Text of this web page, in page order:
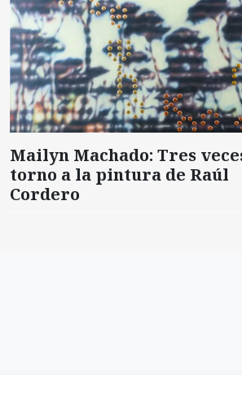
Mailyn Machado: Tres
torno a la pintura de Raúl
Cordero